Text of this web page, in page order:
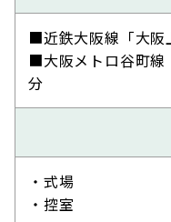
■近鉄大阪線「大阪
■大阪メトロ谷町線
分
・式場
・控室